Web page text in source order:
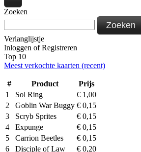
Zoeken
Zoeken
Verlanglijstje
Inloggen ofRegistreren
Top 10
Meest verkochte kaarten (recent)
# Product
Prijs
1
Sol Ring € 1,00
2
Goblin War Buggy € 0,15
3
Scryb Sprites € 0,15
4
Expunge € 0,15
5
Carrion Beetles € 0,15
6
Disciple of Law € 0,20